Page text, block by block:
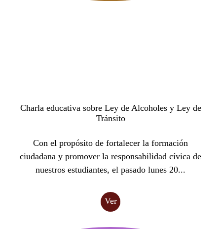
Charla educativa sobre Ley de Alcoholes y Ley de
Tránsito
Con el propósito de fortalecer la formación
ciudadana y promover la responsabilidad cívica de
nuestros estudiantes, el pasado lunes 20...
Ver